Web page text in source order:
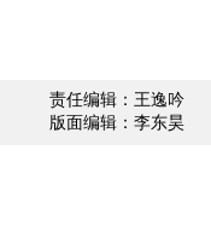
责任编辑：王逸吟
版面编辑：李东昊